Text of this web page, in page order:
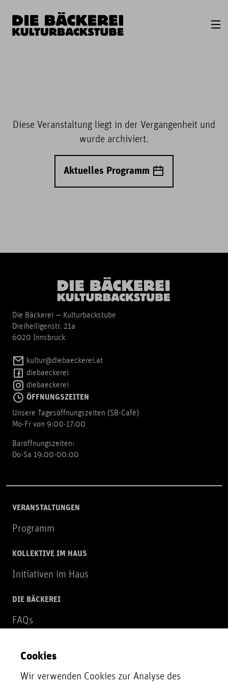
Diese Veranstaltung liegt in der Vergangenheit und
wurde archiviert.
Aktuelles Programm
Die Bäckerei — Kulturbackstube
Dreiheiligenstr. 21a
6020 Innsbruck
kultur@diebaeckerei.at
diebaeckerei
diebaeckerei
ÖFFNUNGSZEITEN
Unsere Tagesöffnungszeiten (SB-Cafè)
Mo-Fr von 9:00-17:00
Baröffnungszeiten:
Do-Sa 19:00-00:00
VERANSTALTUNGEN
Programm
KOLLEKTIVE IM HAUS
Initiativen im Haus
DIE BÄCKEREI
FAQs
NEWSLETTER
Zur Newsletter Anmeldung
Cookies
Wir verwenden Cookies zur Analyse des